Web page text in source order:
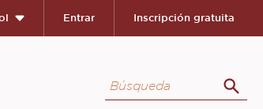
Entrar Inscripción gratuita
Búsqueda